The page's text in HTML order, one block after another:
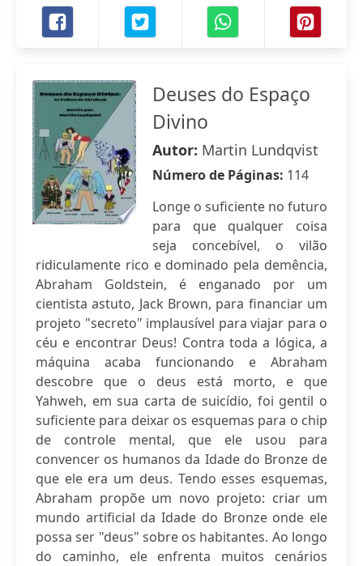
Deuses do Espaço
Divino
Autor: Martin Lundqvist
Número de Páginas: 114
Longe o suficiente no futuro
para que qualquer coisa
seja concebível, o vilão
ridiculamente rico e dominado pela demência,
Abraham Goldstein, é enganado por um
cientista astuto, Jack Brown, para financiar um
projeto "secreto" implausível para viajar para o
céu e encontrar Deus! Contra toda a lógica, a
máquina acaba funcionando e Abraham
descobre que o deus está morto, e que
Yahweh, em sua carta de suicídio, foi gentil o
suficiente para deixar os esquemas para o chip
de controle mental, que ele usou para
convencer os humanos da Idade do Bronze de
que ele era um deus. Tendo esses esquemas,
Abraham propõe um novo projeto: criar um
mundo artificial da Idade do Bronze onde ele
possa ser "deus" sobre os habitantes. Ao longo
do caminho, ele enfrenta muitos cenários